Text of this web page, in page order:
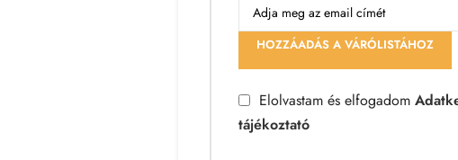
HOZZÁADÁS A VÁRÓLISTÁHOZ
Elolvastam és elfogadom
tájékoztató